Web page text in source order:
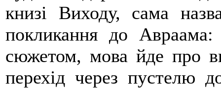
книзі Виходу, сама
покликання до
сюжетом, мова йде про
перехід через пустелю